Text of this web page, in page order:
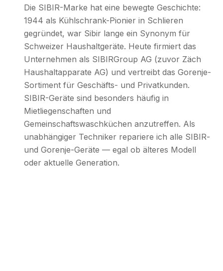
Die SIBIR-Marke hat eine bewegte Geschichte:
1944 als Kühlschrank-Pionier in Schlieren
gegründet, war Sibir lange ein Synonym für
Schweizer Haushaltgeräte. Heute firmiert das
Unternehmen als SIBIRGroup AG (zuvor Zäch
Haushaltapparate AG) und vertreibt das Gorenje-
Sortiment für Geschäfts- und Privatkunden.
SIBIR-Geräte sind besonders häufig in
Mietliegenschaften und
Gemeinschaftswaschküchen anzutreffen. Als
unabhängiger Techniker repariere ich alle SIBIR-
und Gorenje-Geräte — egal ob älteres Modell
oder aktuelle Generation.